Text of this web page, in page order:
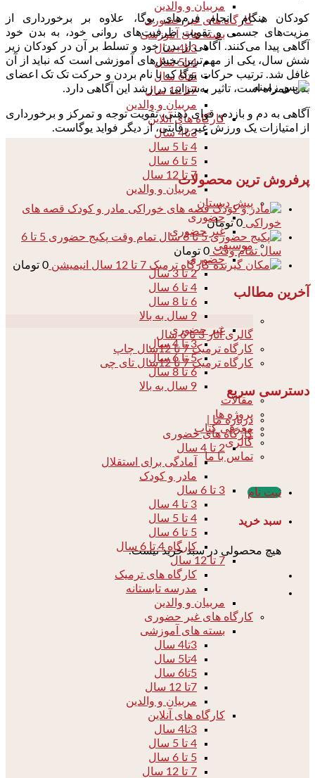
مربیان و والدین
کارگاه های غیر حضوری
بسته های آموزشی
3تا4 سال
4تا5 سال
5تا6 سال
7تا 12 سال
مربیان و والدین
کارگاه های آنلاین
3تا4 سال
4 تا 5 سال
5 تا 6 سال
7 تا 12 سال
مربیان و والدین
پیش دبستان
حضوری
غیر حضوری
موسیقی
حضوری
2 تا 3 سال
4 تا 6 سال
6 تا 8 سال
9 سال به بالا
غیر حضوری
3 تا 4 سال
5 تا 6 سال
6 تا 8 سال
9 سال به بالا
مقالات
پروژه ها
معرفی کتاب
گالری
تماس با ما
ثبت نام
سبد خرید
هیچ محصولی در سبد خرید نیست.
کودکان هنگام انجام فرم‌های یوگا، علاوه بر برخورداری از
مزیت‌های جسمی و تقویت ظرفیت‌های روانی خود، به بدن خود
آگاهی پیدا می‌کنند. آگاهی از بدن خود و تسلط بر آن در کودکان زیر
شش سال، یکی از مهم‌ترین بخش‌های آموزشی است که نباید از آن
غافل شد. ترتیب حرکات یوگا که با نام بردن و حرکت تک تک اعضای
بدن همراه است، تاثیر به‌سزایی در رشد این آگاهی دارد.
آگاهی به دم و بازدم، قوای ذهنی، تقویت توجه و تمرکز و برخورداری
از امتیازات یک ورزش غیر رقابتی، از دیگر فواید یوگاست.
پرفروش ترین محصولات
مادر و کودک قصه های
خوراکی 0 تومان
پکیج حضوری 5 تا 6
سال تمام وقت 0 تومان
کارگاه ترمیک 7 تا 12 سال انیمیشن
0 تومان
آخرین مطالب
گالری آثار 3 تا 6 سال
کارگاه ترمیک 7 تا 12سال چاپ
کارگاه ترمیک 7 تا 12سال تای چی
دسترسی سریع
درباره ما |
کارگاه های حضوری
2 تا 4 سال
آمادگی برای استقلال
مادر و کودک
3 تا 6 سال
3 تا 4 سال
4 تا 5 سال
5 تا 6 سال
کارگاه 4 تا 6 سال
7 تا 12 سال
کارگاه های ترمیک
مدرسه تابستانه
مربیان و والدین
کارگاه های غیر حضوری
بسته های آموزشی
3تا4 سال
4تا5 سال
5تا6 سال
7تا 12 سال
مربیان و والدین
کارگاه های آنلاین
3تا4 سال
4 تا 5 سال
5 تا 6 سال
7 تا 12 سال